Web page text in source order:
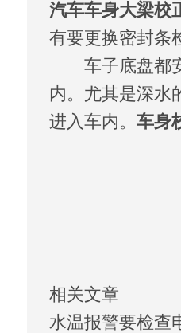
汽车车身大梁校
有要更换密封条
车子底盘都安
内。尤其是深水
进入车内。 车身
相关文章
水温报警要检查